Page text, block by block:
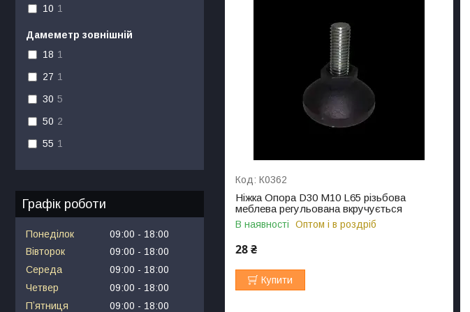
К0362
Ніжка Опора D30 M10 L65 різьбова
меблева регульована вкручується
В наявності Оптом і в роздріб
28 ₴
Купити
10 1
Дамеметр зовнішній
18 1
27 1
30 5
50 2
55 1
Графік роботи
Понеділок 09:00
18:00
Вівторок
09:00
18:00
Середа
09:00
18:00
Четвер
09:00
18:00
Пʼятниця
09:00
18:00